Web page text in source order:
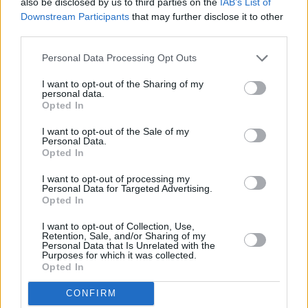
Downstream Participants that may further disclose it to other
Personal Data Processing Opt Outs
I want to opt-out of the Sharing of my
personal data.
Opted In
I want to opt-out of the Sale of my
Personal Data.
Opted In
I want to opt-out of processing my
Personal Data for Targeted Advertising.
Opted In
I want to opt-out of Collection, Use,
Retention, Sale, and/or Sharing of my
Personal Data that Is Unrelated with the
Purposes for which it was collected.
Opted In
CONFIRM
Η Εβελίνα Παπούλια
παντρεύτηκε στη Σκωτία τον
σκηνοθέτη Παναγιώτη Κράββα
Λέει χαρακτηριστικά η Εβελίνα Παπούλια:
«Έχω ξαναπαντρευτεί, απλά κράτησε ένα
μήνα. Παντρεύτηκα στη Σκωτία μετά από έξι